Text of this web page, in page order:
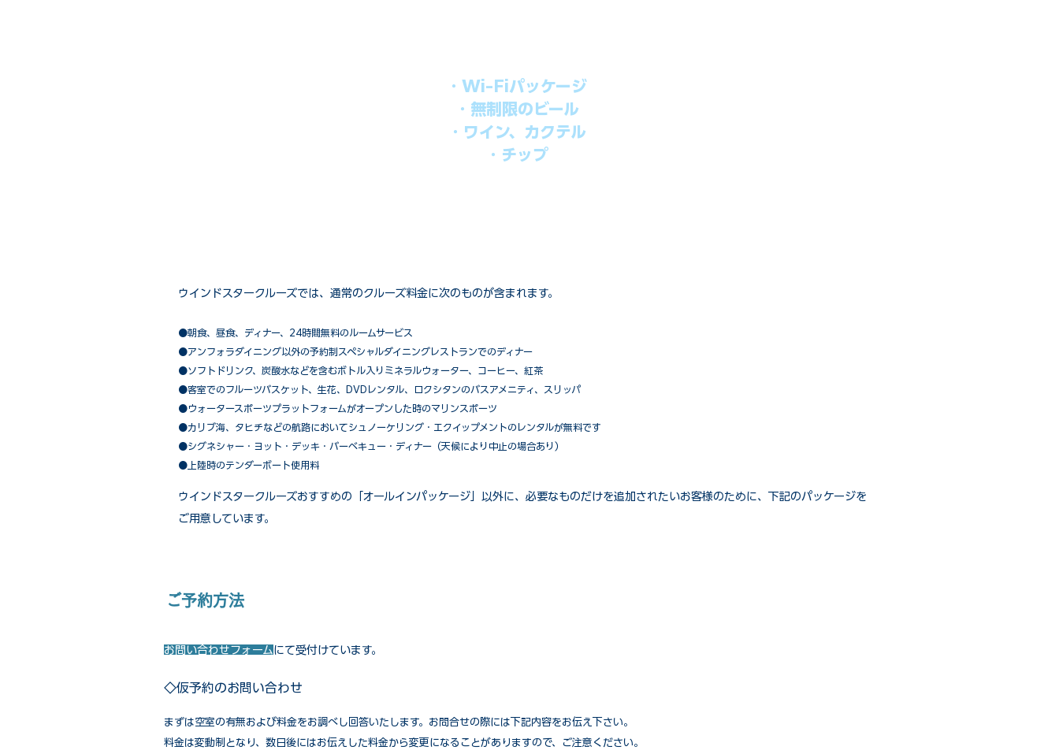
・Wi-Fiパッケージ
・無制限のビール
・ワイン、カクテル
・チップ
ウインドスタークルーズでは、通常のクルーズ料金に次のものが含まれます。
●朝食、昼食、ディナー、24時間無料のルームサービス
​●アンフォラダイニング以外の予約制スペシャルダイニングレストランでのディナー
●ソフトドリンク、炭酸水などを含むボトル入りミネラルウォーター、コーヒー、紅茶
●客室でのフルーツバスケット、生花、DVDレンタル、ロクシタンのバスアメニティ、スリッパ
●ウォータースポーツプラットフォームがオープンした時のマリンスポーツ
●カリブ海、タヒチなどの航路においてシュノーケリング・エクイップメントのレンタルが無料です
​●シグネシャー・ヨット・デッキ・バーベキュー・ディナー（天候により中止の場合あり）
●上陸時のテンダーボート使用料
ウインドスタークルーズおすすめの「オールインパッケージ」以外に、必要なものだけを追加されたいお客様のために、下記のパッケージを
ご用意しています。
ご予約方法
お問い合わせフォームにて受付けています。
◇仮予約のお問い合わせ
まずは空室の有無および料金をお調べし回答いたします。お問合せの際には下記内容をお伝え下さい。
料金は変動制となり、数日後にはお伝えした料金から変更になることがありますので、ご注意ください。